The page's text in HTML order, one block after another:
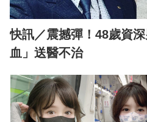
快訊／震撼彈！48歲資
血」送醫不治